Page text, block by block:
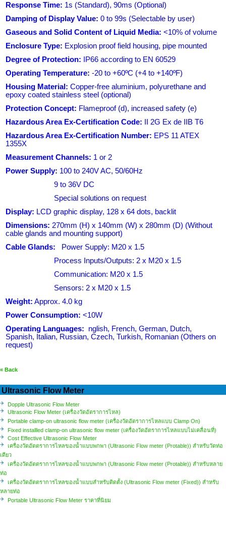
Response Time: 1s (Standard), 90ms (Optional)
Damping of Display Value: 0 to 99s (Selectable by user)
Gaseous and Solid Content of Liquid Media: <10% of volume
Enclosure Type: Explosion proof field housing, pipe mounted
Degree of Protection:
IP66 according to EN 60529
Operating Temperature: -20 to +60ºC (+4 to +140ºF)
Housing Material: Copper-free aluminium, polyurethane and
epoxy coated stainless steel (optional)
Protection Concept: Flameproof (d), increased safety (e)
Hazardous Area Ex-Certification Code:
II 2G Ex de IIB T6
Hazardous Area Ex-Certification Number: EPS 11 ATEX
1355X
Measurement Channels: 1 or 2
Power Supply: 100 to 240V AC, 50/60Hz
9 to 36V DC
Special solutions on request
Display: LCD graphic display, 128 x 64 dots, backlit
Dimensions: 270mm (H) x 140mm (W) x 280mm (D) (Without
cable glands and mounting support)
Cable Glands:
Power Supply: M20 x 1.5
Process Inputs/Outputs: 2 x M20 x 1.5
Communication: M20 x 1.5
Sensors: 2 x M20 x 1.5
Weight: Approx. 4.0 kg
Power Consumption: <10W
Operating Languages: nglish, French, German, Dutch,
Spanish, Italian, Russian, Czech, Turkish, Romanian (Others on
request)
« Back
Ultrasonic Flow Meter
Dopple Ultrasonic Flow Meter
Ultrasonic Flow Meter (เครื่องวัดอัตราการไหล)
Portable clamp-on ultrasonic flow meter (เครื่องวัดอัตราการไหลแบบ Clamp On)
Fixed installled clamp-on ultrasonic flow meter (เครื่องวัดอัตราการไหลแบบไม่เคลื่อนที่)
Cost Effective Ultrasonic Flow Meter
เครื่องวัดอัตตราการไหลของน้ำแบบพกพา (Ultrasonic Flow meter (Protable)) สำหรับวัดท่อ
เดียว
เครื่องวัดอัตตราการไหลของน้ำแบบพกพา (Ultrasonic Flow meter (Protable)) สำหรับหลาย
ท่อ
เครื่องวัดอัตตราการไหลของน้ำแบบสำหรับติดตั้ง (Ultrasonic Flow meter (Fixed)) สำหรับ
หลายท่อ
Portable Ultrasonic Flow Meter ราคาที่นิยม